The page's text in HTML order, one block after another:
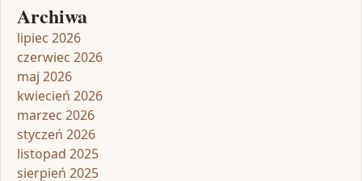
Archiwa
lipiec 2026
czerwiec 2026
maj 2026
kwiecień 2026
marzec 2026
styczeń 2026
listopad 2025
sierpień 2025